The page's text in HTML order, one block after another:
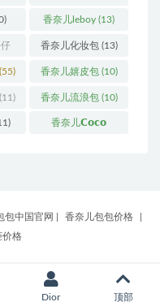
香奈儿leboy (13)
香奈儿化妆包(13)
香奈儿嬉皮包(10)
香奈儿流浪包(10)
香奈儿𝗖𝗼𝗰𝗼
包中国官网 香奈儿包包价格
价格
Dior 顶部